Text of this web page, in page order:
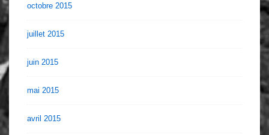
octobre 2015
juillet 2015
juin 2015
mai 2015
avril 2015